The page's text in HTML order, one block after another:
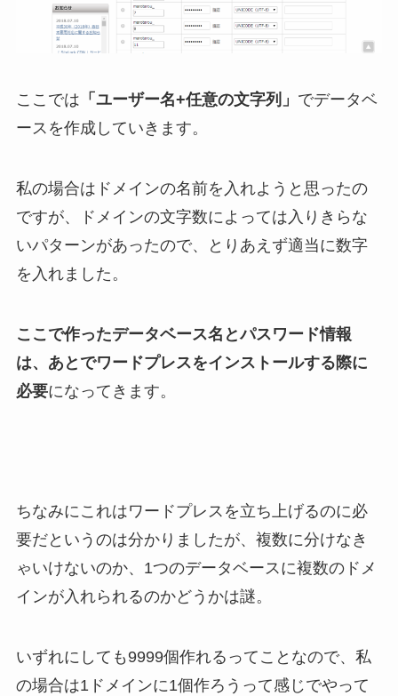
ここでは 「ユーザー名+任意の文字列」 でデータベ
ースを作成していきます。
私の場合はドメインの名前を入れようと思ったの
ですが、ドメインの文字数によっては入りきらな
いパターンがあったので、とりあえず適当に数字
を入れました。
ここで作ったデータベース名とパスワード情報
は、あとでワードプレスをインストールする際に
必要になってきます。
ちなみにこれはワードプレスを立ち上げるのに必
要だというのは分かりましたが、複数に分けなき
ゃいけないのか、1つのデータベースに複数のドメ
インが入れられるのかどうかは謎。
いずれにしても9999個作れるってことなので、私
の場合は1ドメインに1個作ろうって感じでやって